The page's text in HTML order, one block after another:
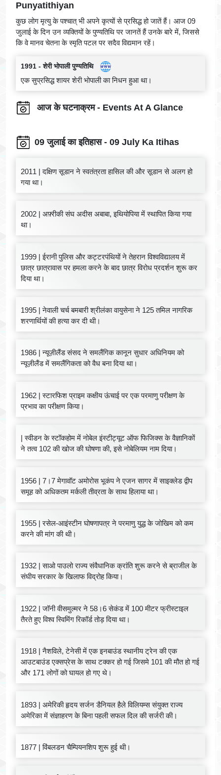
Punyatithiyan
कुछ लोग मृत्यु के पश्चात् भी अपने कृत्यों से प्रसिद्ध हो जातें हैं। आज 09
जुलाई के दिन उन व्यक्तियों के पुण्यतिथि पर जानतें हैं उनके बारे में, जिससे
कि वे मानव चेतना के स्मृति पटल पर सदैव विद्यमान रहें।
1991 - शेरी भोपाली पुण्यतिथि
एक सुप्रसिद्ध शायर शेरी भोपाली का निधन हुआ था।
आज के घटनाक्रम - Events At A Glance
09 जुलाई का इतिहास - 09 July Ka Itihas
2011 | दक्षिण सूडान ने स्वतंत्रता हासिल की और सूडान से अलग हो
गया था।
2002 | अफ़्रीकी संघ अदीस अबाबा, इथियोपिया में स्थापित किया गया
था।
1999 | ईरानी पुलिस और कट्टरपंथियों ने तेहरान विश्वविद्यालय में
छात्र छात्रावास पर हमला करने के बाद छात्र विरोध प्रदर्शन शुरू कर
दिया था।
1995 | नेवाली चर्च बमबारी श्रीलंका वायुसेना ने 125 तमिल नागरिक
शरणार्थियों की हत्या कर दी थी।
1986 | न्यूज़ीलैंड संसद ने समलैंगिक कानून सुधार अधिनियम को
न्यूज़ीलैंड में समलैंगिकता को वैध बना दिया था।
1962 | स्टारफिश प्राइम कक्षीय ऊंचाई पर एक परमाणु परीक्षण के
प्रभाव का परीक्षण किया।
| स्वीडन के स्टॉकहोम में नोबेल इंस्टीट्यूट ऑफ फिजिक्स के वैज्ञानिकों
ने तत्व 102 की खोज की घोषणा की, इसे नोबेलियम नाम दिया।
1956 | 7।7 मेगावॉट अमोरोस भूकंप ने एजन सागर में साइक्लेड द्वीप
समूह को अधिकतम मर्कली तीव्रता के साथ हिलाया था।
1955 | रसेल-आइंस्टीन घोषणापत्र ने परमाणु युद्ध के जोखिम को कम
करने की मांग की थी।
1932 | साओ पाउलो राज्य संवैधानिक क्रांति शुरू करने से ब्राजील के
संघीय सरकार के खिलाफ विद्रोह किया।
1922 | जॉनी वीसमुल्मर ने 58।6 सेकंड में 100 मीटर फ्रीस्टाइल
तैरते हुए विश्व स्विमिंग रिकॉर्ड तोड़ दिया था।
1918 | नैशविले, टेनेसी में एक इनबाउंड स्थानीय ट्रेन की एक
आउटबाउंड एक्सप्रेस के साथ टक्कर हो गई जिसमे 101 की मौत हो गई
और 171 लोगों को घायल हो गए थे।
1893 | अमेरिकी हृदय सर्जन डैनियल हैले विलियम्स संयुक्त राज्य
अमेरिका में संज्ञाहरण के बिना पहली सफल दिल की सर्जरी की।
1877 | विंबलडन चैम्पियनशिप शुरू हुई थी।